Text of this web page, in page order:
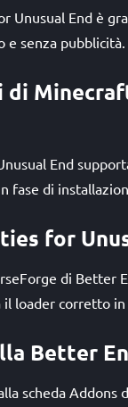
Unusual End è
e senza pubblicità.
di
End
fase di
for
di Better
il loader corretto
Better
scheda